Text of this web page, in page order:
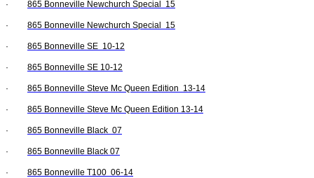
· 865 Bonneville Newchurch Special 15
· 865 Bonneville Newchurch Special 15
· 865 Bonneville SE 10-12
· 865 Bonneville SE 10-12
· 865 Bonneville Steve Mc Queen Edition 13-14
· 865 Bonneville Steve Mc Queen Edition 13-14
· 865 Bonneville Black 07
· 865 Bonneville Black 07
· 865 Bonneville T100 06-14